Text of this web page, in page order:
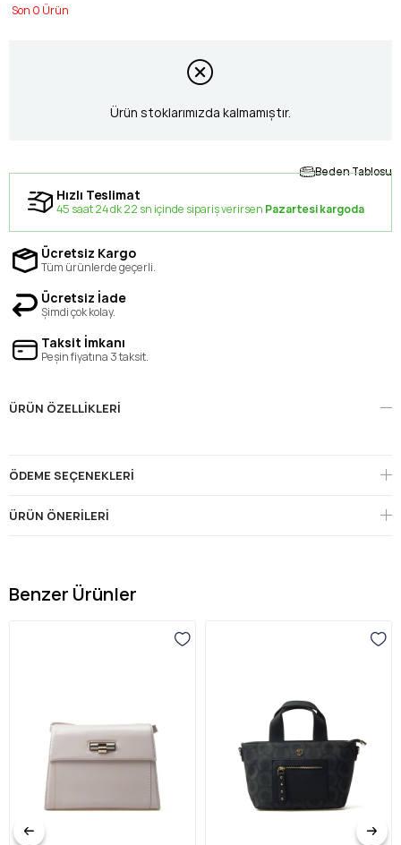
0
Ürün stoklarımızda kalmamıştır.
Beden Tablosu
Hızlı Teslimat
45 saat 24 dk 22 sn içinde sipariş verirsen Pazartesi kargoda
Ücretsiz Kargo
Tüm ürünlerde geçerli.
Ücretsiz İade
Şimdi çok kolay.
Taksit İmkanı
Peşin fiyatına 3 taksit.
ÜRÜN ÖZELLIKLERI
ÖDEME SEÇENEKLERI
ÜRÜN ÖNERILERI
Benzer Ürünler